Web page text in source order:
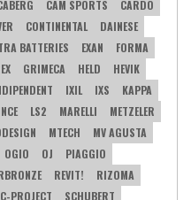
CAM SPORTS
CARDO
CONTINENTAL
DAINESE
BATTERIES EXAN
FORMA
GRIMECA HELD
HEVIK
IXIL IXS
KAPPA
LS2 MARELLI
METZELER
MTECH
MV AGUSTA
OGIO OJ
PIAGGIO
REVIT!
RIZOMA
PROJECT
SCHUBERT